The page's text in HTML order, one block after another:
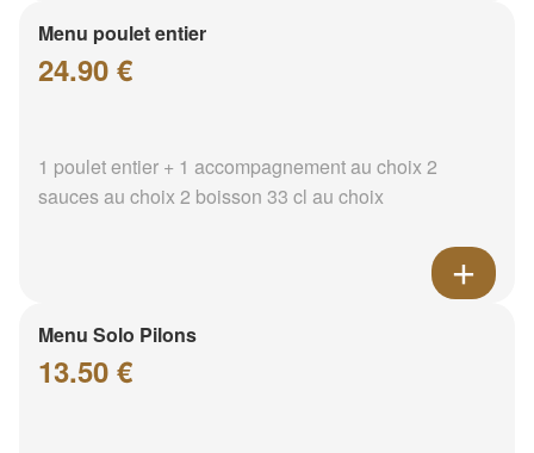
Menu poulet entier
24.90 €
1 poulet entier + 1 accompagnement au choix 2
sauces au choix 2 boisson 33 cl au choix
Menu Solo Pilons
13.50 €